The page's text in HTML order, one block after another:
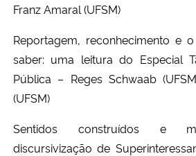
Franz Amaral (UFSM)
Reportagem, reconhecimento e
saber: uma leitura do Especial
Pública – Reges Schwaab
(UFSM)
Sentidos construídos e
discursivização de